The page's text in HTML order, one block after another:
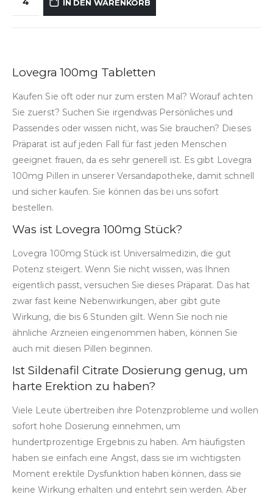
IN DEN WARENKORB
Lovegra 100mg Tabletten
Kaufen Sie oft oder nur zum ersten Mal? Worauf achten
Sie zuerst? Suchen Sie irgendwas Persönliches und
Passendes oder wissen nicht, was Sie brauchen? Dieses
Präparat ist auf jeden Fall für fast jeden Menschen
geeignet frauen, da es sehr generell ist. Es gibt Lovegra
100mg Pillen in unserer Versandapotheke, damit schnell
und sicher kaufen. Sie können das bei uns sofort
bestellen.
Was ist Lovegra 100mg Stück?
Lovegra 100mg Stück ist Universalmedizin, die gut
Potenz steigert. Wenn Sie nicht wissen, was Ihnen
eigentlich passt, versuchen Sie dieses Präparat. Das hat
zwar fast keine Nebenwirkungen, aber gibt gute
Wirkung, die bis 6 Stunden gilt. Wenn Sie noch nie
ähnliche Arzneien eingenommen haben, können Sie
auch mit diesen Pillen beginnen.
Ist Sildenafil Citrate Dosierung genug, um
harte Erektion zu haben?
Viele Leute übertreiben ihre Potenzprobleme und wollen
sofort hohe Dosierung einnehmen, um
hundertprozentige Ergebnis zu haben. Am häufigsten
haben sie einfach eine Angst, dass sie im wichtigsten
Moment erektile Dysfunktion haben können, dass sie
keine Wirkung erhalten und entehrt sein werden. Aber